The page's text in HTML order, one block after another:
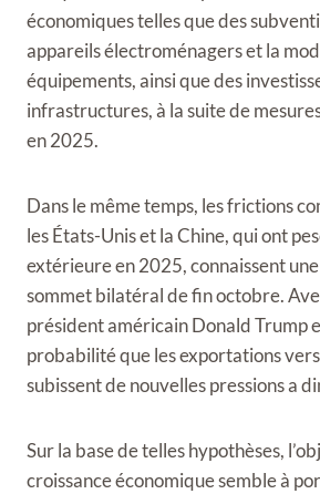
économiques telles que des
appareils électroménagers et la
équipements, ainsi que des
infrastructures, à la suite de
en 2025.
Dans le même temps, les frictions
les États-Unis et la Chine, qui ont
extérieure en 2025, connaissent
sommet bilatéral de fin octobre.
président américain Donald Trump
probabilité que les exportations
subissent de nouvelles pressions a
Sur la base de telles hypothèses,
croissance économique semble à